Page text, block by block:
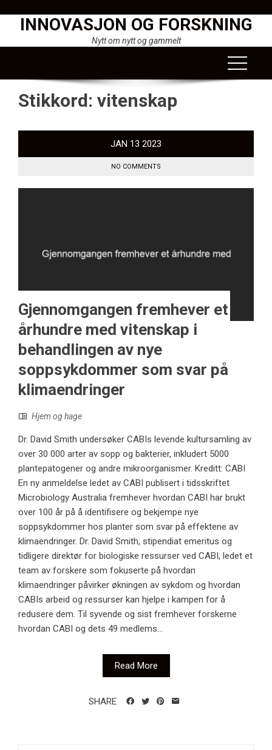
INNOVASJON OG FORSKNING
Nytt om nytt og gammelt
Stikkord: vitenskap
JAN 13 2023
NO COMMENTS
Gjennomgangen fremhever et
århundre med vitenskap i
behandlingen av nye
soppsykdommer som svar på
klimaendringer
Hjem og hage
Dr. David Smith undersøker CABIs levende kultursamling av
over 30 000 arter av sopp og bakterier, inkludert 5000
plantepatogener og andre mikroorganismer. Kreditt: CABI
En ny anmeldelse ledet av CABI publisert i tidsskriftet
Microbiology Australia fremhever hvordan CABI har brukt
over 100 år på å identifisere og bekjempe nye
soppsykdommer hos planter som svar på effektene av
klimaendringer. Dr. David Smith, stipendiat emeritus og
tidligere direktør for biologiske ressurser ved CABI, ledet et
team av forskere som fokuserte på hvordan
klimaendringer påvirker økningen av sykdom og hvordan
CABIs arbeid og ressurser kan hjelpe i kampen for å
redusere dem. Til syvende og sist fremhever forskerne
hvordan CABI og dets 49 medlems...
Read More
SHARE